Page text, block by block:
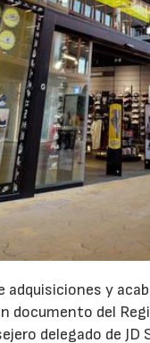
y
documento del
delegado de